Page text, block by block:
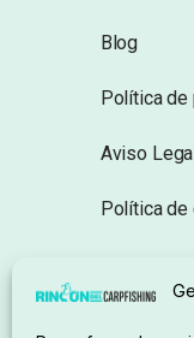
Blog
Política de
Aviso
Política de